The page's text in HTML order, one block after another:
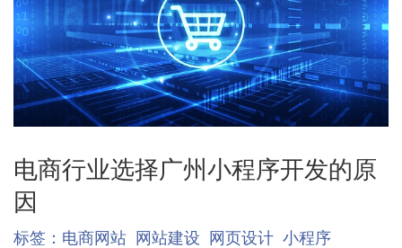
电商行业选择广州小程序开发的原
因
标签： 电商网站 网站建设 网页设计 小程序